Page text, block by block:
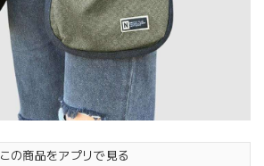
この商品をアプリで見る